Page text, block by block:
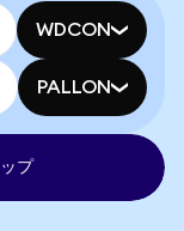
WDCON
PALLON
プ